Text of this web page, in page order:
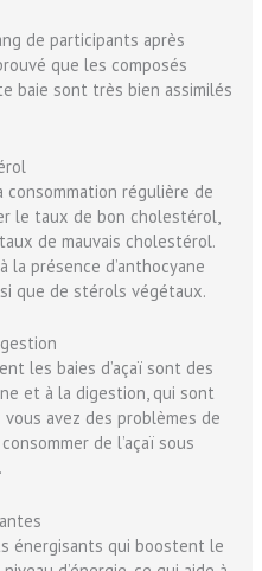
de participants après
que les composés
baie sont très bien assimilés
régulière de
le taux de bon cholestérol,
de mauvais cholestérol.
la présence d’anthocyane
que de stérols végétaux.
les baies d’açaï sont des
et à la digestion, qui sont
avez des problèmes de
de l’açaï sous
énergisants qui boostent le